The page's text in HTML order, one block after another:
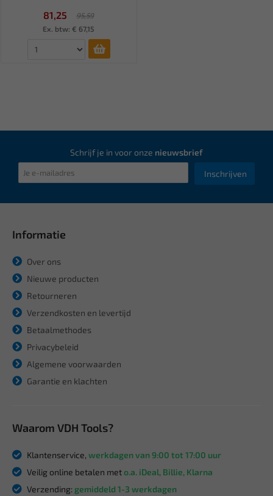
81,25
95,59
Ex. btw: € 67,15
Schrijf je in voor onze nieuwsbrief
Inschrijven
Informatie
Over ons
Nieuwe producten
Retourneren
Verzendkosten en levertijd
Betaalmethodes
Privacybeleid
Algemene voorwaarden
Garantie en klachten
Waarom VDH Tools?
Klantenservice, werkdagen van 9:00 tot 17:00 uur
Veilig online betalen meto.a. iDeal, Billie, Klarna
Verzending: gemiddeld 1-3 werkdagen